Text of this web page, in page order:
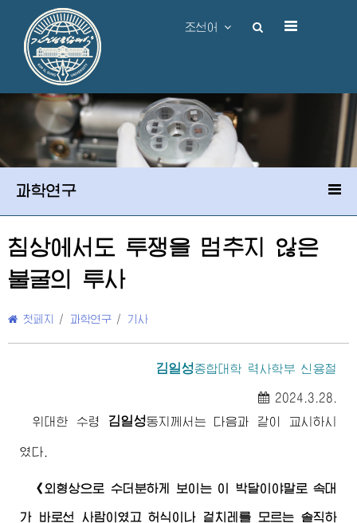
조선어
과학연구
침상에서도 투쟁을 멈추지 않은
불굴의 투사
첫페지 / 과학연구 / 기사
김일성종합대학 력사학부 신용철
2024.3.28.
위대한
수령 김일성동지께서 는 다음과 같이 교시하시
였다.
《외형상으로 수더분하게 보이는 이 박달이야말로 속대
가 바로선 사람이였고 허식이나 겉치레를 모르는 솔직하